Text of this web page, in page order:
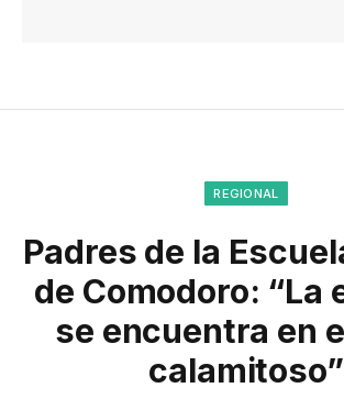
REGIONAL
Padres de la
de Comodoro: “La
se encuentra en
calamitoso”